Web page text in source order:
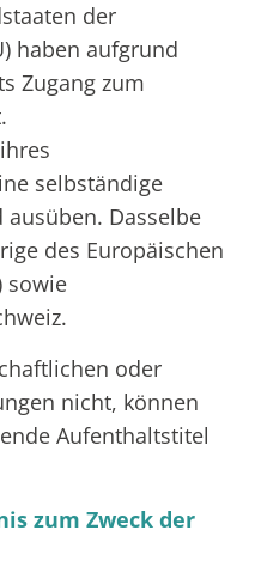
der
haben aufgrund
Zugang zum
selbständige
Dasselbe
des Europäischen
sowie
oder
nicht, können
Aufenthaltstitel
zum Zweck der